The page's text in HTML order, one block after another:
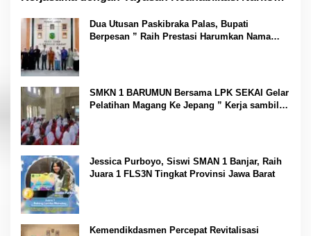
Dua Utusan Paskibraka Palas, Bupati
Berpesan ” Raih Prestasi Harumkan Nama
SMKN 1 BARUMUN Bersama LPK SEKAI Gelar
Pelatihan Magang Ke Jepang ” Kerja sambil
Jessica Purboyo, Siswi SMAN 1 Banjar, Raih
Juara 1 FLS3N Tingkat Provinsi Jawa Barat
Kemendikdasmen Percepat Revitalisasi